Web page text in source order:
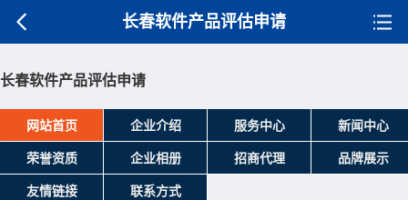
长春软件产品评估申请
长春软件产品评估申请
网站首页 企业介绍 服务中心 新闻中心
荣誉资质 企业相册 招商代理 品牌展示
友情链接 联系方式